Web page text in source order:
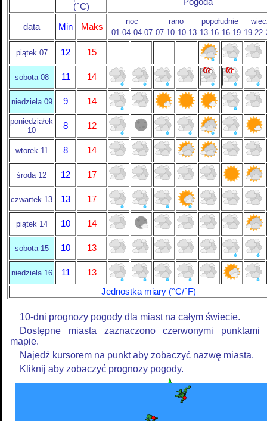
(°C)
data Min Maks
noc rano popołudnie
01-04 04-07 07-10 10-13 13-16 16-19 19-22
piątek 07 12 15
sobota 08 11 14
niedziela 09 9 14
poniedziałek
10
8 12
wtorek 11 8 14
środa 12 12 17
czwartek 13 13 17
piątek 14 10 14
sobota 15 10 13
niedziela 16 11
13
Jednostka miary (°C/°F)
10-dni prognozy pogody dla miast na całym świecie.
Dostępne miasta zaznaczono czerwonymi punktami
mapie.
Najedź kursorem na punkt aby zobaczyć nazwę miasta.
Kliknij aby zobaczyć prognozy pogody.